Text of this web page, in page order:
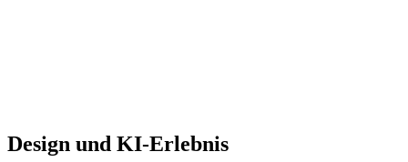
Design und KI-Erlebnis